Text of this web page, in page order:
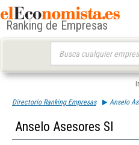
Ranking de Empresas
Directorio Ranking Empresas Anselo
Anselo Asesores Sl